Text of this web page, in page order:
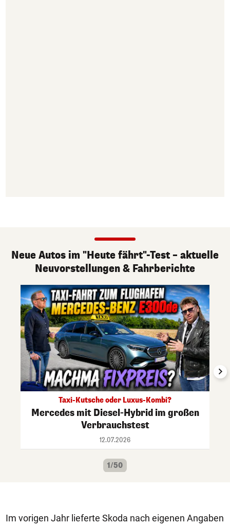
Neue Autos im "Heute fährt"-Test – aktuelle
Neuvorstellungen & Fahrberichte
Taxi-Kutsche oder Luxus-Kombi?
Mercedes mit Diesel-Hybrid im großen
Verbrauchstest
12.07.2026
1/50
Im vorigen Jahr lieferte Skoda nach eigenen Angaben